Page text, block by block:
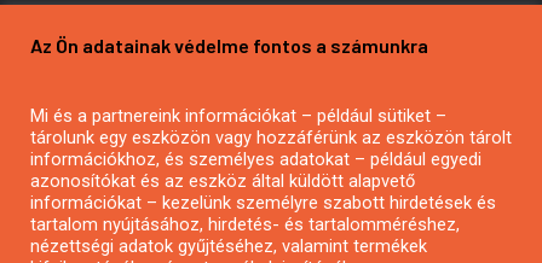
Mezőgazdasági pályázatírás
Pályázatírás civil szervezeteknek
Pályázatírás önkormányzatoknak
Pályázatfigyelés
Specifikus pályázatfigyelés vagy hírlevél
Az Ön adatainak védelme fontos a számunkra
Mi és a partnereink információkat – például sütiket –
tárolunk egy eszközön vagy hozzáférünk az eszközön tárolt
információkhoz, és személyes adatokat – például egyedi
azonosítókat és az eszköz által küldött alapvető
információkat – kezelünk személyre szabott hirdetések és
tartalom nyújtásához, hirdetés- és tartalomméréshez,
nézettségi adatok gyűjtéséhez, valamint termékek